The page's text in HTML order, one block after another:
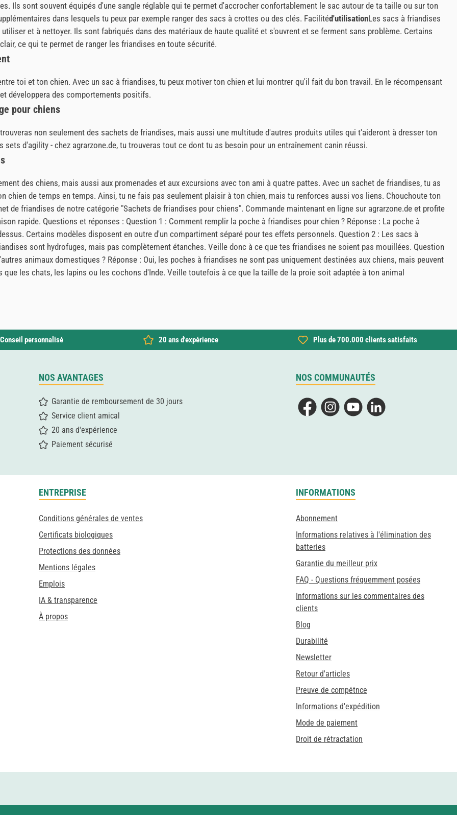
Ils sont souvent équipés d'une sangle réglable qui te permet d'accrocher confortablement le sac autour de ta taille ou sur ton
dans lesquels tu peux par exemple ranger des sacs à crottes ou des clés. Facilitéd'utilisationLes sacs à friandises
et à nettoyer. Ils sont fabriqués dans des matériaux de haute qualité et s'ouvrent et se ferment sans problème. Certains
ce qui te permet de ranger les friandises en toute sécurité.
toi et ton chien. Avec un sac à friandises, tu peux motiver ton chien et lui montrer qu'il fait du bon travail. En le récompensant
développera des comportements positifs.
pour chiens
non seulement des sachets de friandises, mais aussi une multitude d'autres produits utiles qui t'aideront à dresser ton
d'agility - chez agrarzone.de, tu trouveras tout ce dont tu as besoin pour un entraînement canin réussi.
des chiens, mais aussi aux promenades et aux excursions avec ton ami à quatre pattes. Avec un sachet de friandises, tu as
de temps en temps. Ainsi, tu ne fais pas seulement plaisir à ton chien, mais tu renforces aussi vos liens. Chouchoute ton
de friandises de notre catégorie "Sachets de friandises pour chiens". Commande maintenant en ligne sur agrarzone.de et profite
rapide. Questions et réponses : Question 1 : Comment remplir la poche à friandises pour chien ? Réponse : La poche à
Certains modèles disposent en outre d'un compartiment séparé pour tes effets personnels. Question 2 : Les sacs à
sont hydrofuges, mais pas complètement étanches. Veille donc à ce que tes friandises ne soient pas mouillées. Question
animaux domestiques ? Réponse : Oui, les poches à friandises ne sont pas uniquement destinées aux chiens, mais peuvent
les chats, les lapins ou les cochons d'Inde. Veille toutefois à ce que la taille de la proie soit adaptée à ton animal
Conseil personnalisé 20 ans d'expérience Plus de 700.000 clients satisfaits
NOS AVANTAGES
Garantie de remboursement de 30 jours
Service client amical
20 ans d'expérience
Paiement sécurisé
NOS COMMUNAUTÉS
FacebookInstagramYouTubeLinkedIn
ENTREPRISE
Conditions générales de ventes
Certificats biologiques
Protections des données
Mentions légales
Emplois
IA & transparence
À propos
INFORMATIONS
Abonnement
Informations relatives à l'élimination des
batteries
Garantie du meilleur prix
FAQ - Questions fréquemment posées
Informations sur les commentaires des
clients
Blog
Durabilité
Newsletter
Retour d'articles
Preuve de compétnce
Informations d'expédition
Mode de paiement
Droit de rétractation